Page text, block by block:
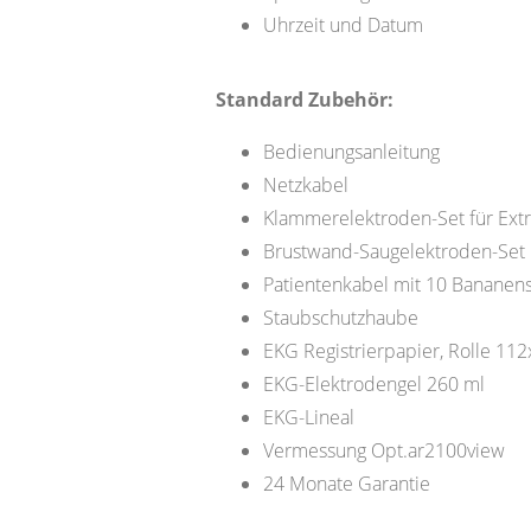
Uhrzeit und Datum
Standard Zubehör:
Bedienungsanleitung
Netzkabel
Klammerelektroden-Set für
Brustwand-Saugelektroden-Set
Patientenkabel mit 10
Staubschutzhaube
EKG Registrierpapier, Rolle
EKG-Elektrodengel 260 ml
EKG-Lineal
Vermessung Opt.ar2100view
24 Monate Garantie